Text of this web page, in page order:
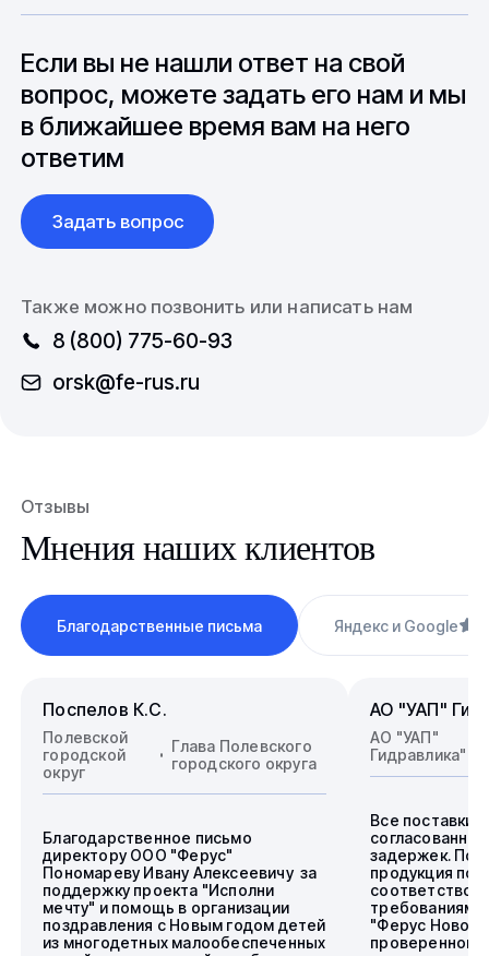
до 6 месяцев производства.
вопросы связанные с документацией и
международной логистикой.
Если вы не нашли ответ на свой
вопрос, можете задать его нам и мы
в ближайшее время вам на него
ответим
Задать вопрос
Также можно позвонить или написать нам
8 (800) 775-60-93
orsk@fe-rus.ru
Отзывы
Мнения наших клиентов
Благодарственные письма Яндекс и Google
Поспелов К.С.
Полевской
городской
округ
Глава Полевского
городского округа
Благодарственное письмо
директору ООО "Ферус"
Пономареву Ивану Алексеевичу за
поддержку проекта "Исполни
мечту" и помощь в организации
поздравления с Новым годом детей
из многодетных малообеспеченных
АО "УАП"
АО "УАП"
Гидравлика"
Все поставки
задержек.
продукция
требованиям.
"Ферус
проверенного